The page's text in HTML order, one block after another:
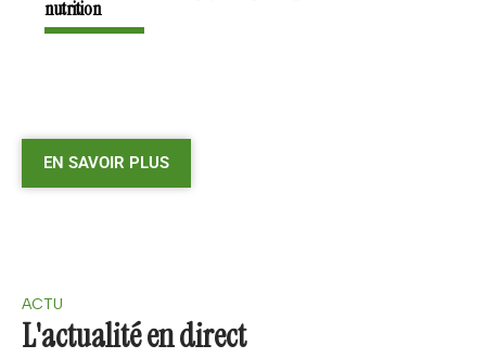
nutrition
EN SAVOIR PLUS
ACTU
L'actualité en direct